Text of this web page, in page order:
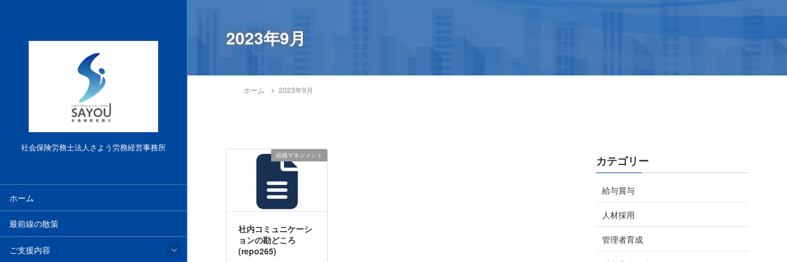
社会保険労務士法人さよう労務経営事務所
ホーム
最前線の散策
ご支援内容
2023年9月
ホーム 2023年9月
組織マネジメント
社内コミュニケーシ
ョンの勘どころ
(repo265)
カテゴリー
給与賞与
人材採用
管理者育成